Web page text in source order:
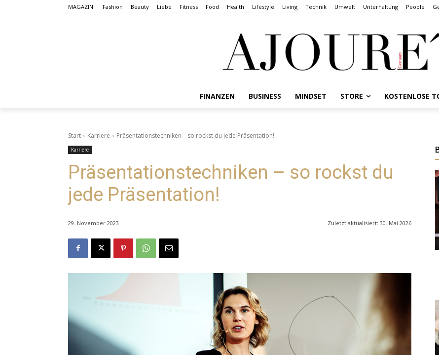
MAGAZIN: Fashion Beauty Liebe Fitness Food Health Lifestyle Living Technik Umwelt Unterhaltung People
FINANZEN BUSINESS MINDSET STORE KOSTENLOSE
Start Karriere Präsentationstechniken – so rockst du jede Präsentation!
Karriere
Präsentationstechniken – so rockst du
jede Präsentation!
29. November 2023 Zuletzt aktualisiert: 30. Mai 2026